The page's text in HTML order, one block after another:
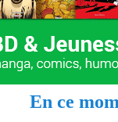
En ce